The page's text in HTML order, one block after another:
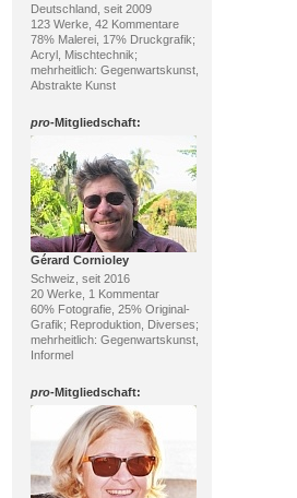
Deutschland, seit 2009
123 Werke, 42 Kommentare
78% Malerei, 17% Druckgrafik;
Acryl, Mischtechnik;
mehrheitlich: Gegenwartskunst,
Abstrakte Kunst
pro-Mitgliedschaft:
Gérard Cornioley
Schweiz, seit 2016
20 Werke, 1 Kommentar
60% Fotografie, 25% Original-
Grafik; Reproduktion, Diverses;
mehrheitlich: Gegenwartskunst,
Informel
pro-Mitgliedschaft: